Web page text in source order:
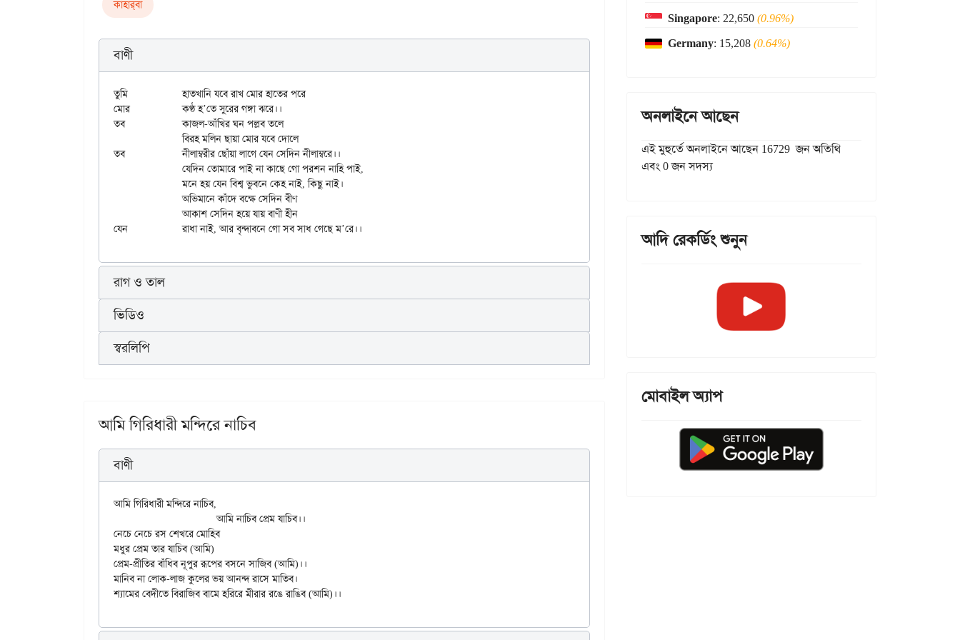
কাহার্‌বা
বাণী
তুমি		হাতখানি যবে রাখ মোর হাতের পরে
মোর		কণ্ঠ হ’তে সুরের গঙ্গা ঝরে।।
তব		কাজল-আঁখির ঘন পল্লব তলে
		বিরহ মলিন ছায়া মোর যবে দোলে
তব		নীলাম্বরীর ছোঁয়া লাগে যেন সেদিন নীলাম্বরে।।
		মনে হয় যেন বিশ্ব ভুবনে কেহ নাই, কিছু নাই।
		অভিমানে কাঁদে বক্ষে সেদিন বীণ
		আকাশ সেদিন হয়ে যায় বাণী হীন
রাগ ও তাল
ভিডিও
স্বরলিপি
আমি গিরিধারী মন্দিরে নাচিব
বাণী
আমি গিরিধারী মন্দিরে নাচিব,
			আমি নাচিব প্রেম যাচিব।।
নেচে নেচে রস শেখরে মোহিব
মধুর প্রেম তার যাচিব (আমি)
প্রেম-প্রীতির বাঁধিব নূপুর রূপের বসনে সাজিব (আমি)।।
মানিব না লোক-লাজ কুলের ভয় আনন্দ রাসে মাতিব।
Singapore: 22,650(0.96%)
Germany: 15,208(0.64%)
অনলাইনে আছেন
এই মুহুর্তে অনলাইনে আছেন 16729 জন অতিথি
এবং 0 জন সদস্য
আদি রেকর্ডিং শুনুন
মোবাইল অ্যাপ